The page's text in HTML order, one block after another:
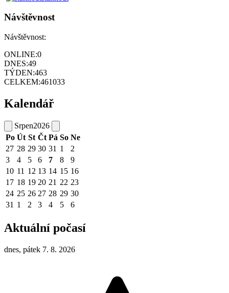
Návštěvnost
Návštěvnost:
ONLINE:0
DNES:49
TÝDEN:463
CELKEM:461033
Kalendář
Srpen2026
Po Út St Čt Pá So Ne
27 28 29 30 31 1
2
3
4 5 6 7 8
9
10 11 12 13 14 15 16
17 18 19 20 21 22 23
24 25 26 27 28 29 30
31 1 2 3 4 5 6
Aktuální počasí
dnes, pátek 7. 8. 2026